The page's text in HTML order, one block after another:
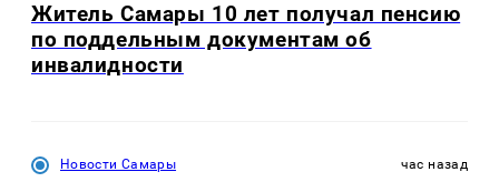
Житель Самары 10 лет получал пенсию
по поддельным документам об
инвалидности
Новости Самары час назад